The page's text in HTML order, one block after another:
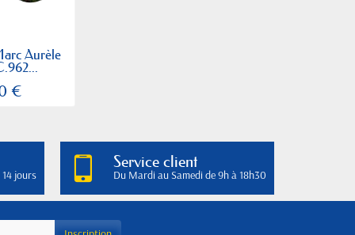
Aurèle
€
jours
Service client
Du Mardi au Samedi de 9h à 18h30